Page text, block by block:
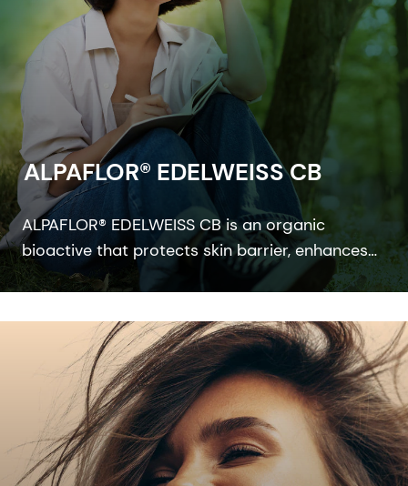
ALPAFLOR® EDELWEISS CB
ALPAFLOR® EDELWEISS CB is an organic
bioactive that protects skin barrier, enhances
skin resistance to external stress factors and
COSMOS and NATRUE organic certified and
Fair for Life fair trade certified.